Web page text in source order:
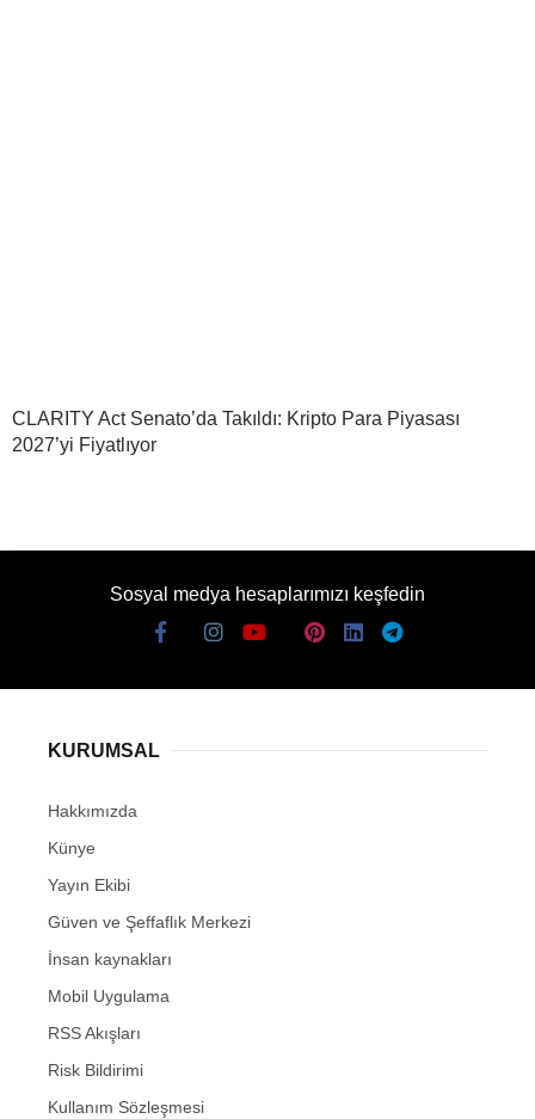
CLARITY Act Senato’da Takıldı: Kripto Para Piyasası
2027’yi Fiyatlıyor
Sosyal medya hesaplarımızı keşfedin
KURUMSAL
Hakkımızda
Künye
Yayın Ekibi
Güven ve Şeffaflık Merkezi
İnsan kaynakları
Mobil Uygulama
RSS Akışları
Risk Bildirimi
Kullanım Sözleşmesi